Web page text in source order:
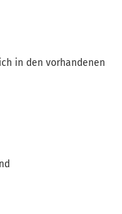
in den vorhandenen